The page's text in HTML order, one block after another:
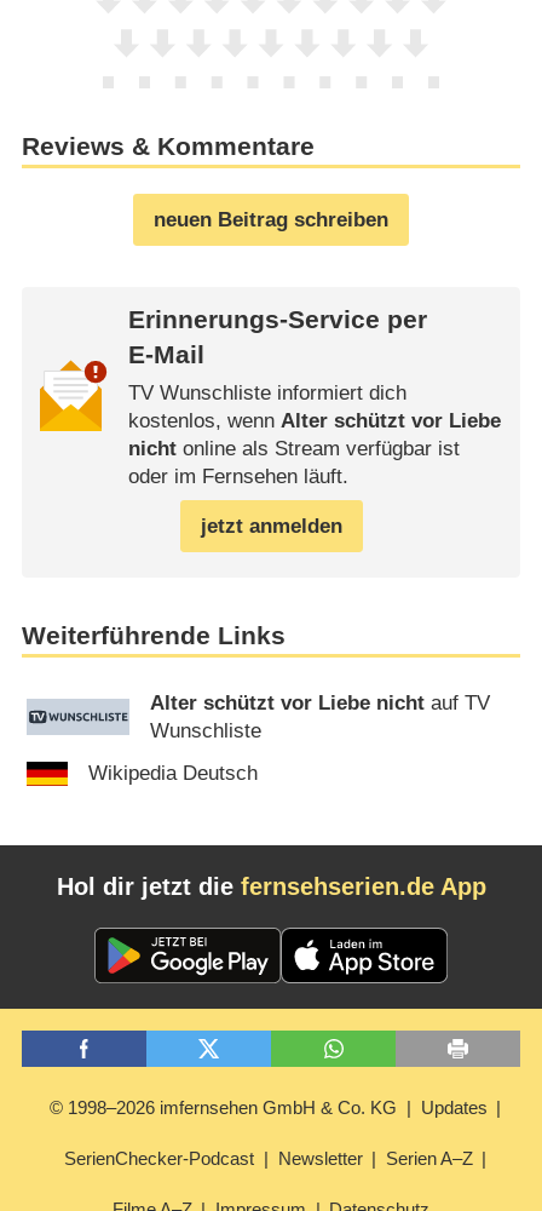
Reviews & Kommentare
neuen Beitrag schreiben
Erinnerungs-Service per
E-Mail
TV Wunschliste informiert dich
kostenlos, wenn Alter schützt vor Liebe
nichtonline als Stream verfügbar ist
oder im Fernsehen läuft.
jetzt anmelden
Weiterführende Links
Alter schützt vor Liebe nicht auf TV
Wunschliste
Wikipedia Deutsch
Hol dir jetzt die fernsehserien.de App
© 1998–2026 imfernsehen GmbH & Co. KG Updates
SerienChecker-Podcast Newsletter Serien A–Z